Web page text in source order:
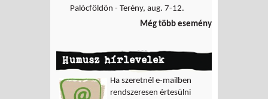
Palócföldön - Terény, aug. 7-12.
Még több esemény
Humusz hírlevelek
Ha szeretnél e-mailben
rendszeresen értesülni